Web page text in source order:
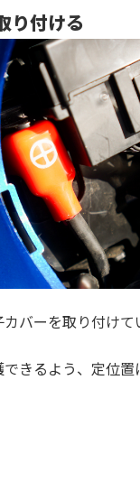
り付ける
バーを取り付けて
きるよう、定位